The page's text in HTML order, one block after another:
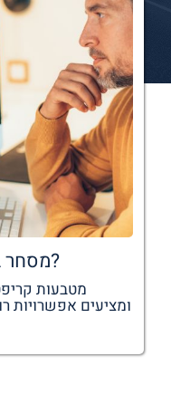
מסחר בקריפטו: חוקי או לא חוקי?
מטבעות
ומציעים אפשרויות